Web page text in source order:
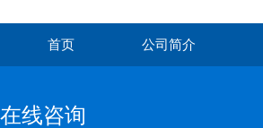
首页 公司简介
在线咨询